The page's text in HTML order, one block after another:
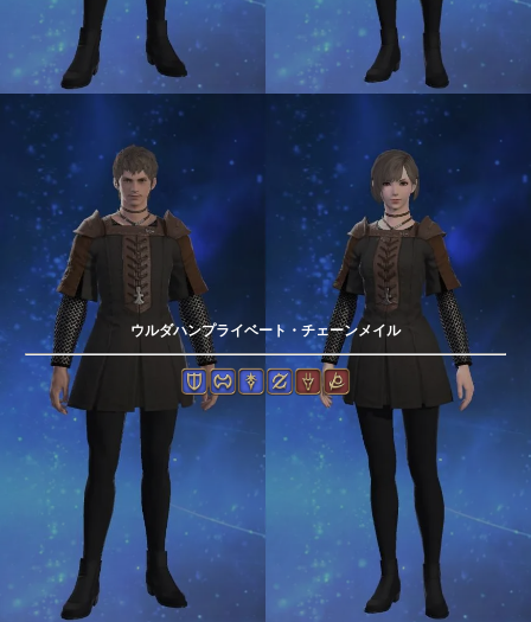
ウルダハンプライベート・チェーンメイル